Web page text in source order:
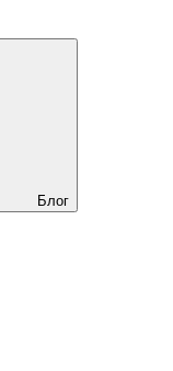
Блог